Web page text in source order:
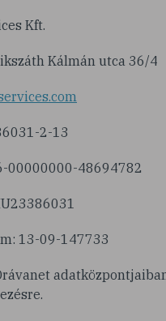
Kft.
Kálmán utca 36/4
2-13
00000000-48694782
13-09-147733